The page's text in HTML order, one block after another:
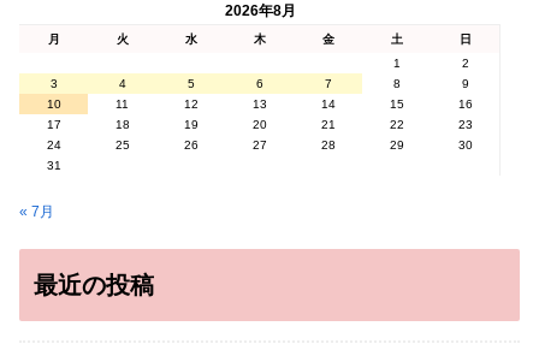
2026年8月
月 火 水 木 金 土
日
1
2
3
4 5 6 7 8
9
10
11 12 13 14 15
16
17
18 19 20 21 22
23
24
25 26 27 28 29
30
31
« 7月
最近の投稿